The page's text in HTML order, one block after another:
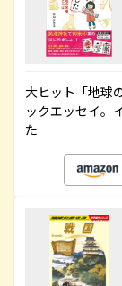
大ヒット「地球
ックエッセイ。
た